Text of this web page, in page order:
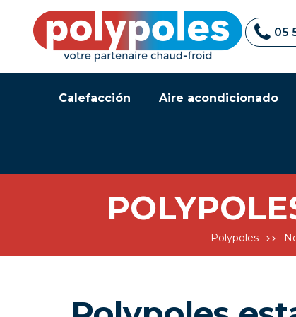
05
Calefacción Aire acondicionado
Polypoles